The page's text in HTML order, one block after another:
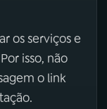
os serviços e
isso, não
o link